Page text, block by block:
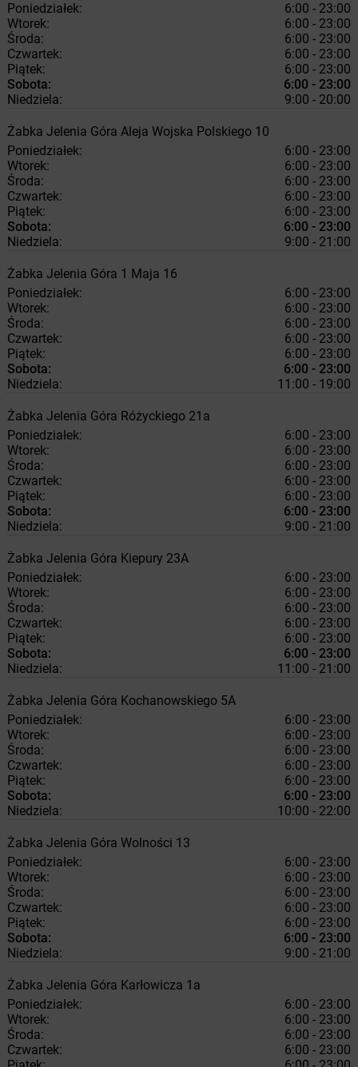
Poniedziałek:
6:00 - 23:00
Wtorek:
6:00 - 23:00
Środa:
6:00 - 23:00
Czwartek:
6:00 - 23:00
Piątek:
6:00 - 23:00
Sobota:
6:00 - 23:00
Niedziela:
9:00 - 20:00
Żabka Jelenia Góra Aleja Wojska Polskiego 10
Poniedziałek:
6:00 - 23:00
Wtorek:
6:00 - 23:00
Środa:
6:00 - 23:00
Czwartek:
6:00 - 23:00
Piątek:
6:00 - 23:00
Sobota:
6:00 - 23:00
Niedziela:
9:00 - 21:00
Żabka Jelenia Góra 1 Maja 16
Poniedziałek:
6:00 - 23:00
Wtorek:
6:00 - 23:00
Środa:
6:00 - 23:00
Czwartek:
6:00 - 23:00
Piątek:
6:00 - 23:00
Sobota:
6:00 - 23:00
Niedziela:
11:00 - 19:00
Żabka Jelenia Góra Różyckiego 21a
Poniedziałek:
6:00 - 23:00
Wtorek:
6:00 - 23:00
Środa:
6:00 - 23:00
Czwartek:
6:00 - 23:00
Piątek:
6:00 - 23:00
Sobota:
6:00 - 23:00
Niedziela:
9:00 - 21:00
Żabka Jelenia Góra Kiepury 23A
Poniedziałek:
6:00 - 23:00
Wtorek:
6:00 - 23:00
Środa:
6:00 - 23:00
Czwartek:
6:00 - 23:00
Piątek:
6:00 - 23:00
Sobota:
6:00 - 23:00
Niedziela:
11:00 - 21:00
Żabka Jelenia Góra Kochanowskiego 5A
Poniedziałek:
6:00 - 23:00
Wtorek:
6:00 - 23:00
Środa:
6:00 - 23:00
Czwartek:
6:00 - 23:00
Piątek:
6:00 - 23:00
Sobota:
6:00 - 23:00
Niedziela:
10:00 - 22:00
Żabka Jelenia Góra Wolności 13
Poniedziałek:
6:00 - 23:00
Wtorek:
6:00 - 23:00
Środa:
6:00 - 23:00
Czwartek:
6:00 - 23:00
Piątek:
6:00 - 23:00
Sobota:
6:00 - 23:00
Niedziela:
9:00 - 21:00
Żabka Jelenia Góra Karłowicza 1a
Poniedziałek:
6:00 - 23:00
Wtorek:
6:00 - 23:00
Środa:
6:00 - 23:00
Czwartek:
6:00 - 23:00